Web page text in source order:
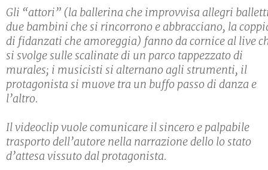
Gli “attori” (la ballerina che improvvisa allegri
due bambini che si rincorrono e abbracciano, la
di fidanzati che amoreggia) fanno da cornice al live
si svolge sulle scalinate di un parco tappezzato di
murales; i musicisti si alternano agli strumenti, il
protagonista si muove tra un buffo passo di danza e
l’altro.
Il videoclip vuole comunicare il sincero e palpabile
trasporto dell’autore nella narrazione dello lo stato
d’attesa vissuto dal protagonista.